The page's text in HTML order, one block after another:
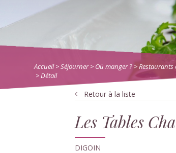
Accueil> Séjourner> Où manger ? >Restaurants
> Détail
Retour à la liste
Les Tables
DIGOIN